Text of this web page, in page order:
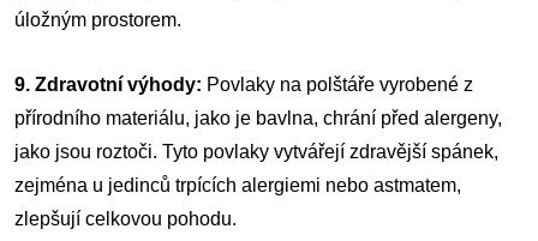
úložným prostorem.
9. Zdravotní výhody: Povlaky na polštáře vyrobené z
přírodního materiálu, jako je bavlna, chrání před alergeny,
jako jsou roztoči. Tyto povlaky vytvářejí zdravější spánek,
zejména u jedinců trpících alergiemi nebo astmatem,
zlepšují celkovou pohodu.